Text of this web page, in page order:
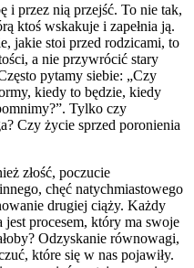
i przez nią przejść. To nie tak,
ktoś wskakuje i zapełnia ją.
jakie stoi przed rodzicami, to
a nie przywrócić stary
pytamy siebie: „Czy
kiedy to będzie, kiedy
Tylko czy
Czy życie sprzed poronienia
złość, poczucie
chęć natychmiastowego
drugiej ciąży. Każdy
procesem, który ma swoje
Odzyskanie równowagi,
które się w nas pojawiły.